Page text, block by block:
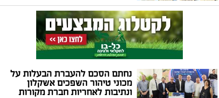
נחתם הסכם להעברת הבעלות על
מכוני טיהור השפכים אשקלון
ונתיבות לאחריות חברת מקורות